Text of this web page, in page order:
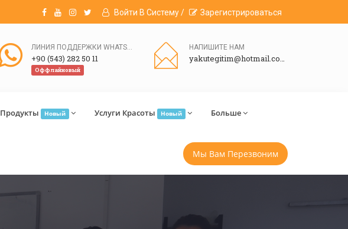
Войти В Систему / Зарегистрироваться
ЛИНИЯ ПОДДЕРЖКИ WHATSAPP
+90 (543) 282 50 11
Оффлайновый
НАПИШИТЕ НАМ
yakutegitim@hotmail.com
Продукты Новый Услуги Красоты Новый Больше
Мы Вам Перезвоним